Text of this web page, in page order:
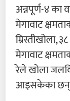
अन्नपूर्ण-४ का
मेगावाट
म्रिस्तीखोला,
मेगावाट
रेले खोला
आइसकेका छन्